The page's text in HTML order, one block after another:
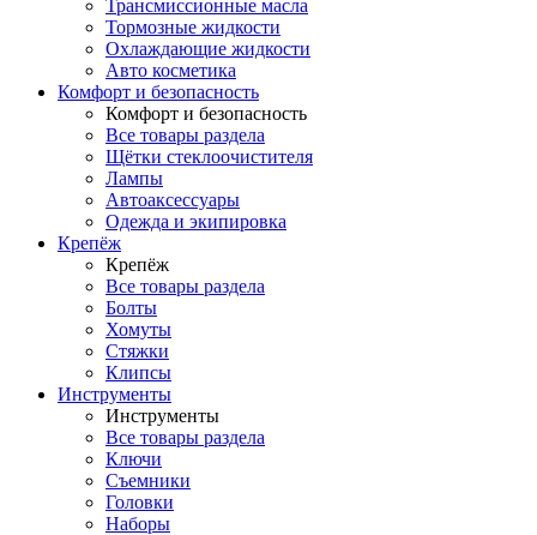
Трансмиссионные масла
Тормозные жидкости
Охлаждающие жидкости
Авто косметика
Комфорт и безопасность
Комфорт и безопасность
Все товары раздела
Щётки стеклоочистителя
Лампы
Автоаксессуары
Одежда и экипировка
Крепёж
Крепёж
Все товары раздела
Болты
Хомуты
Стяжки
Клипсы
Инструменты
Инструменты
Все товары раздела
Ключи
Съемники
Головки
Наборы